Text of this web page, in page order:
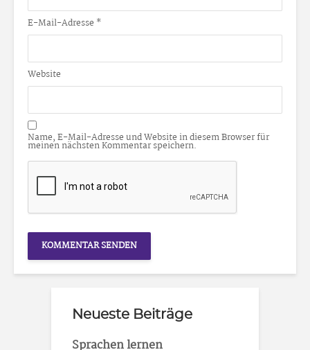
E-Mail-Adresse *
Website
Name, E-Mail-Adresse und Website in diesem Browser für
meinen nächsten Kommentar speichern.
Neueste Beiträge
Sprachen lernen